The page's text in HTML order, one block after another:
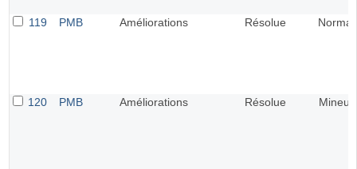
119 PMB Améliorations Résolue Normal
120 PMB Améliorations Résolue Mineur